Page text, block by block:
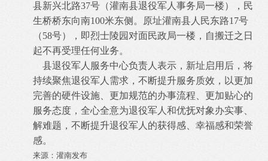
县新兴北路37号（灌南县退役军人事务局一楼），民
生桥桥东向南100米东侧。原址灌南县人民东路17号
（58号），即烈士陵园对面民政局一楼，自搬迁之日
起不再受理任何业务。
县退役军人服务中心负责人表示，新址启用后，将
持续聚焦退役军人需求，不断提升服务质效，以更加
完善的硬件设施、更加规范的办事流程、更加贴心的
服务态度，全心全意为退役军人和优抚对象办实事、
解难题，不断提升退役军人的获得感、幸福感和荣誉
感。
来源：灌南发布